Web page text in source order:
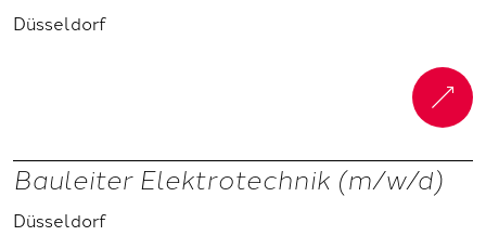
Düsseldorf
Bauleiter Elektrotechnik (m/w/d)
Düsseldorf